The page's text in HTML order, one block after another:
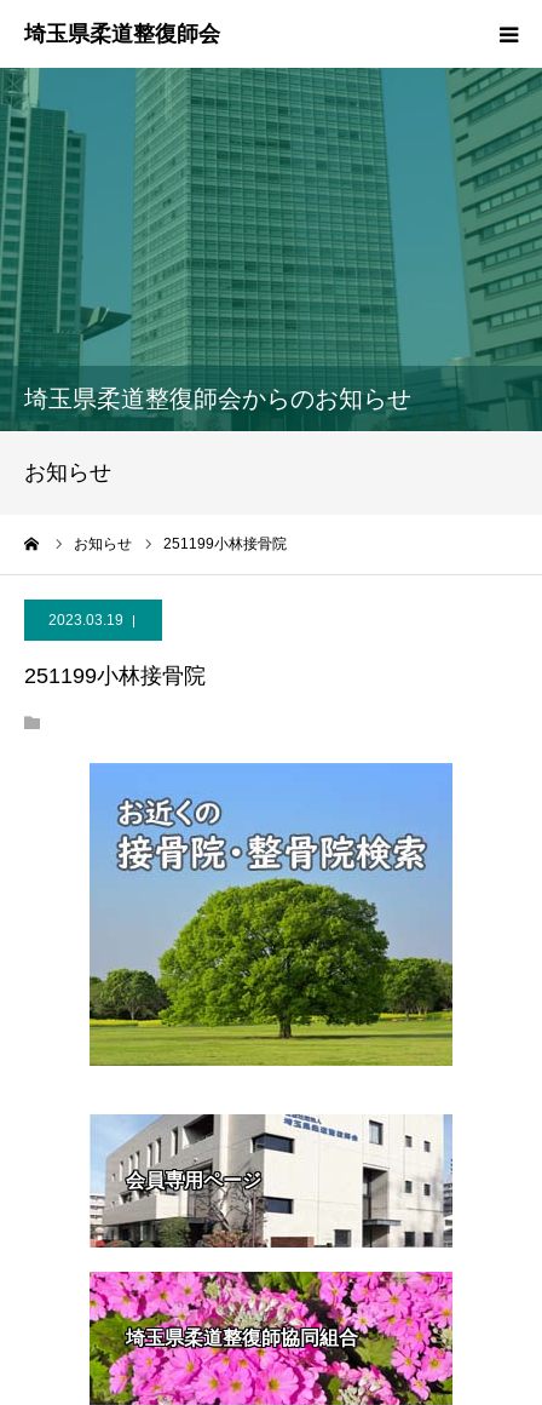
埼玉県柔道整復師会からのお知らせ
お知らせ
お知らせ 251199小林接骨院
2023.03.19
251199小林接骨院
会員専用ページ
埼玉県柔道整復師協同組合
本会のご紹介
情報公開
柔道整復師とは
接骨院・整骨院検索